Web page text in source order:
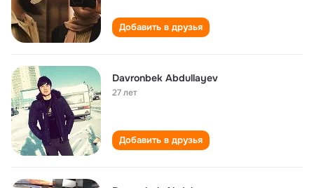
Добавить в друзья
Davronbek Abdullayev
27 лет
Добавить в друзья